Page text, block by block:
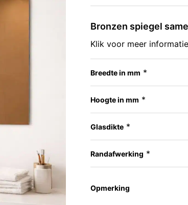
Bronzen spiegel
Klik voor meer
Breedte in mm *
Hoogte in mm *
Glasdikte *
Randafwerking *
Opmerking